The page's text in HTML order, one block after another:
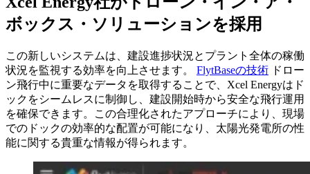
ボックス・ソリューションを採用
この新しいシステムは、建設進捗状況とプラント全体の稼働
状況を監視する効率を向上させます。 FlytBaseの技術 ドロー
ン飛行中に重要なデータを取得することで、Xcel Energyはド
ックをシームレスに制御し、建設開始時から安全な飛行運用
を確保できます。この合理化されたアプローチにより、現場
でのドックの効率的な配置が可能になり、太陽光発電所の性
能に関する貴重な情報が得られます。